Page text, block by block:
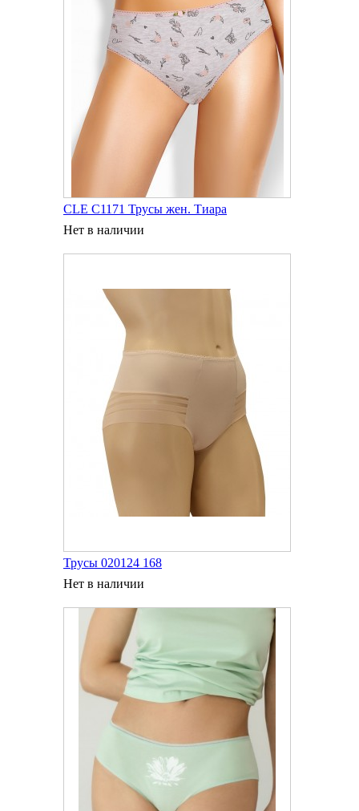
CLE C1171 Трусы жен. Тиара
Нет в наличии
Трусы 020124 168
Нет в наличии